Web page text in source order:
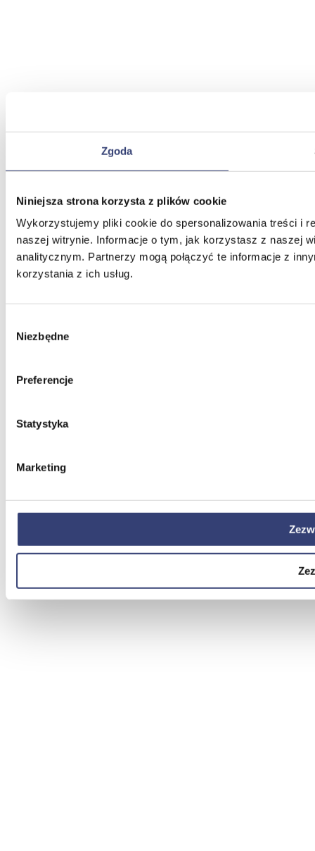
Zgoda
Niniejsza strona korzysta z plików cookie
Wykorzystujemy pliki cookie do spersonalizowania treści i
naszej witrynie. Informacje o tym, jak korzystasz z naszej
analitycznym. Partnerzy mogą połączyć te informacje z
korzystania z ich usług.
zgody
Niezbędne
Preferencje
Statystyka
Marketing